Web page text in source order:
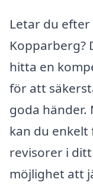
Letar du
Kopparberg?
hitta en
för att
goda händer.
kan du
revisorer i
möjlighet att